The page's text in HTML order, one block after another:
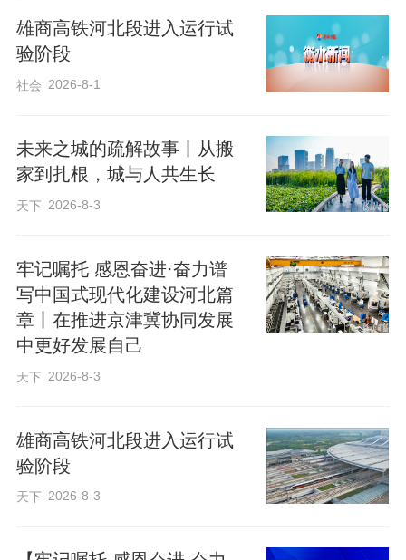
圣奥科技股份有限公司深州基地行政
总监 刘建堂：
我们通过自主研发的管理软
期缩短20%以上。
企业活跃的背后是政府持续加力。衡
多层级对接机制，通过举办贸对接活动，
推动供需精准匹配。2022至2025年，协作
区企业累计向雄安供货约40亿元，实施配
省委十届十次全会强调，要因地制宜
发展新质生产力，推动科技创新与产业创
新深度融合，培育符合新区实际的现代化
促提升、以联动促发展，推动雄安衡水协
雄商高铁河北段进入运行试
验阶段
社会 2026-8-1
未来之城的疏解故事丨从搬
家到扎根，城与人共生长
天下 2026-8-3
牢记嘱托 感恩奋进·奋力谱
写中国式现代化建设河北篇
章丨在推进京津冀协同发展
中更好发展自己
天下 2026-8-3
雄商高铁河北段进入运行试
验阶段
天下 2026-8-3